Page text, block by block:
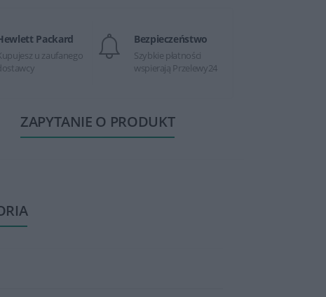
Packard
u zaufanego
Bezpieczeństwo
Szybkie płatności
wspierają Przelewy24
ZAPYTANIE O PRODUKT